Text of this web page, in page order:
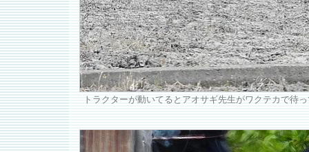
トラクターが動いてるとアオサギ先生がワクテカで待